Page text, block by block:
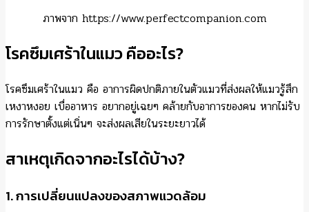
ภาพจาก https://www.perfectcompanion.com
โรคซึมเศร้าในแมว คืออะไร?
โรคซึมเศร้าในแมว คือ อาการผิดปกติภายในตัวแมวที่ส่งผลให้แมวรู้สึก
เหงาหงอย เบื่ออาหาร อยากอยู่เฉยๆ คล้ายกับอาการของคน หากไม่รับ
การรักษาตั้งแต่เนิ่นๆ จะส่งผลเสียในระยะยาวได้
สาเหตุเกิดจากอะไรได้บ้าง?
1. การเปลี่ยนแปลงของสภาพแวดล้อม